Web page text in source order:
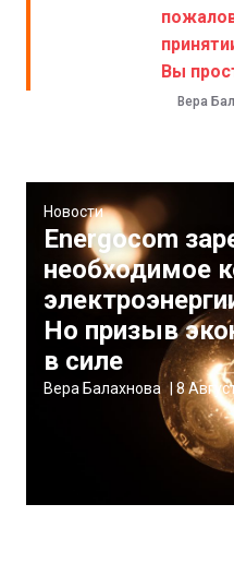
Вы
Вера
Новости
Energocom
необходимое
Но призыв
в силе
Вера Балахнова 8